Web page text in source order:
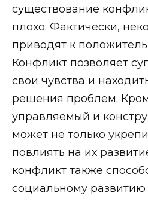
существование
плохо. Фактически,
приводят к
Конфликт позволяет
свои чувства и
решения проблем.
управляемый и
может не только
повлиять на их
конфликт также
социальному развитию